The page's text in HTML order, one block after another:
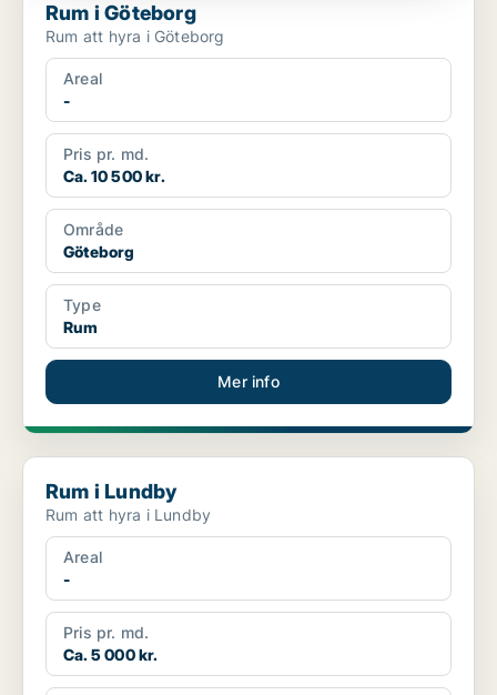
Rum i Göteborg
Rum att hyra i Göteborg
Areal
-
Pris pr. md.
Ca. 10 500 kr.
Område
Göteborg
Type
Rum
Mer info
Rum i Lundby
Rum i Lundby
Rum att hyra i Lundby
Areal
-
Pris pr. md.
Ca. 5 000 kr.